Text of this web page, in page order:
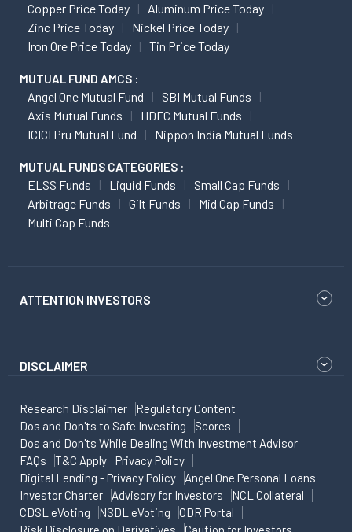
Copper Price Today
Aluminum Price Today
Zinc Price Today
Nickel Price Today
Iron Ore Price Today
Tin Price Today
MUTUAL FUND AMCS :
Angel One Mutual Fund
SBI Mutual Funds
Axis Mutual Funds
HDFC Mutual Funds
ICICI Pru Mutual Fund
Nippon India Mutual Funds
MUTUAL FUNDS CATEGORIES :
ELSS Funds Liquid Funds
Small Cap Funds
Arbitrage Funds
Gilt Funds
Mid Cap Funds
Multi Cap Funds
ATTENTION INVESTORS
DISCLAIMER
Research Disclaimer
Regulatory Content
Dos and Don'ts to Safe Investing
Scores
Dos and Don'ts While Dealing With Investment Advisor
FAQs
T&C Apply
Privacy Policy
Digital Lending - Privacy Policy
Angel One Personal Loans
Investor Charter
Advisory for Investors
NCL Collateral
CDSL eVoting
NSDL eVoting
ODR Portal